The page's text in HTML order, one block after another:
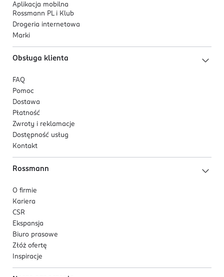
Aplikacja mobilna
Rossmann PL i Klub
Drogeria internetowa
Marki
Obsługa klienta
FAQ
Pomoc
Dostawa
Płatność
Zwroty i reklamacje
Dostępność usług
Kontakt
Rossmann
O firmie
Kariera
CSR
Ekspansja
Biuro prasowe
Złóż ofertę
Inspiracje